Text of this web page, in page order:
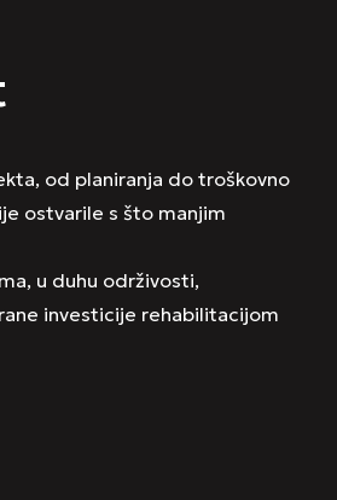
od planiranja do troškovno
ostvarile s što manjim
u duhu održivosti,
investicije rehabilitacijom